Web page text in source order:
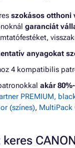
szokásos otthoni
garanciát
anyagokat
4 kompatibilis
akár
PREMIUM,
(színes), MultiPack